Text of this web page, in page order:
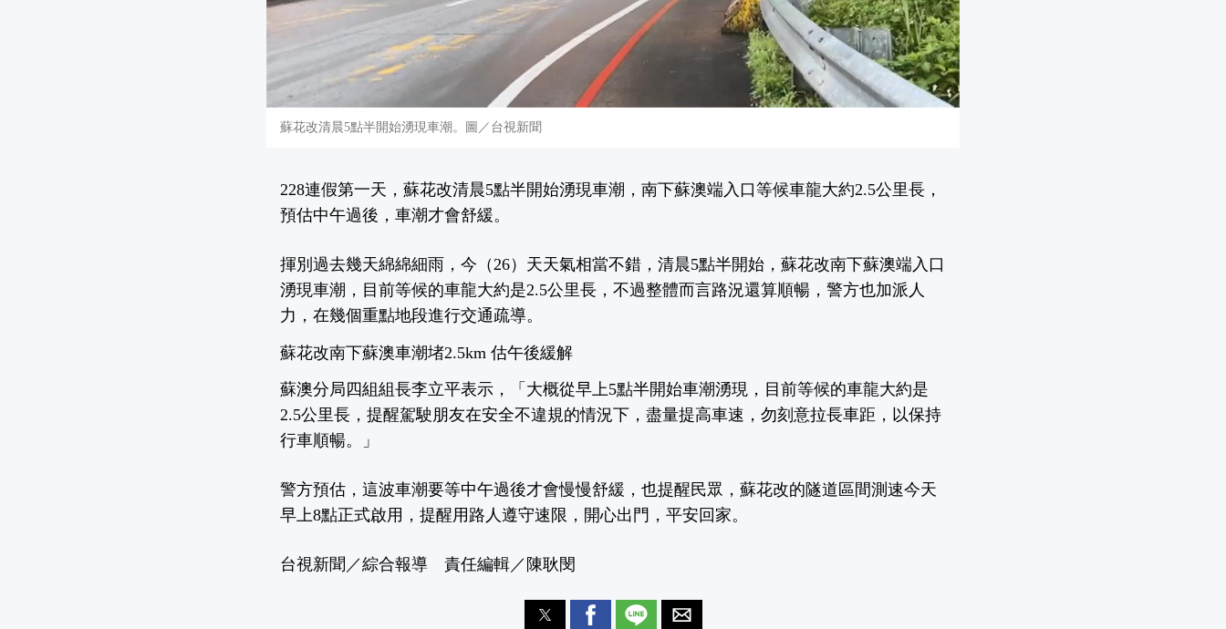
蘇花改清晨5點半開始湧現車潮。圖／台視新聞
228連假第一天，蘇花改清晨5點半開始湧現車潮，南下蘇澳端入口等候車龍大約2.5公里長，
預估中午過後，車潮才會舒緩。
揮別過去幾天綿綿細雨，今（26）天天氣相當不錯，清晨5點半開始，蘇花改南下蘇澳端入口
湧現車潮，目前等候的車龍大約是2.5公里長，不過整體而言路況還算順暢，警方也加派人
力，在幾個重點地段進行交通疏導。
蘇花改南下蘇澳車潮堵2.5km 估午後緩解
蘇澳分局四組組長李立平表示，「大概從早上5點半開始車潮湧現，目前等候的車龍大約是
2.5公里長，提醒駕駛朋友在安全不違規的情況下，盡量提高車速，勿刻意拉長車距，以保持
行車順暢。」
警方預估，這波車潮要等中午過後才會慢慢舒緩，也提醒民眾，蘇花改的隧道區間測速今天
早上8點正式啟用，提醒用路人遵守速限，開心出門，平安回家。
台視新聞／綜合報導 責任編輯／陳耿閔